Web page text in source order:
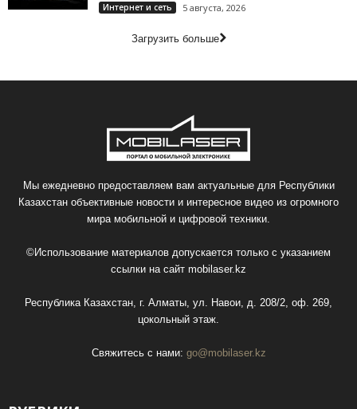
Интернет и сеть 5 августа, 2026
Загрузить больше
Мы ежедневно предоставляем вам актуальные для Республики
Казахстан объективные новости и интересное видео из огромного
мира мобильной и цифровой техники.
©Использование материалов допускается только с указанием
ссылки на сайт mobilaser.kz
Республика Казахстан, г. Алматы, ул. Навои, д. 208/2, оф. 269,
цокольный этаж.
Свяжитесь с нами: go@mobilaser.kz